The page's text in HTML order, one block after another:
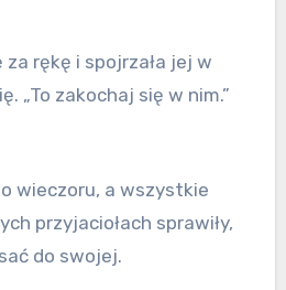
rękę i spojrzała jej w
„To zakochaj się w nim.”
wieczoru, a wszystkie
przyjaciołach sprawiły,
do swojej.